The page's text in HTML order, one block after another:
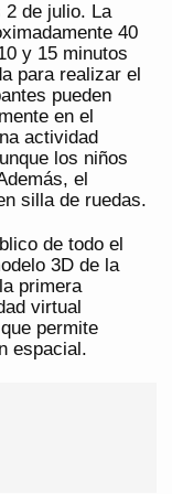
2 de julio. La
40
y 15 minutos
para realizar el
pueden
en el
actividad
los niños
el
silla de ruedas.
de todo el
3D de la
primera
virtual
permite
espacial.